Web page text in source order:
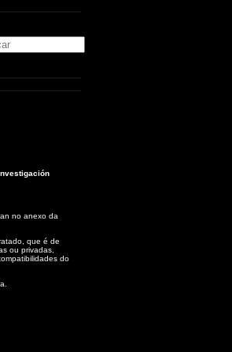
no anexo da
que é de
ou privadas,
do